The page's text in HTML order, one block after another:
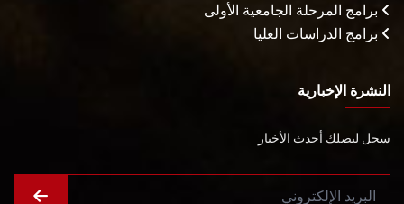
برامج المرحلة الجامعية الأولى
برامج الدراسات العليا
النشرة الإخبارية
سجل ليصلك أحدث الأخبار